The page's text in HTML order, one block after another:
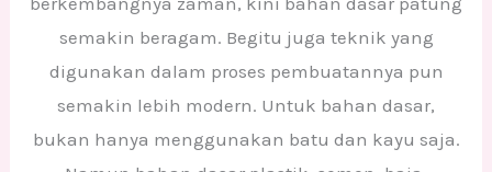
semakin beragam. Begitu juga teknik yang
digunakan dalam proses pembuatannya pun
semakin lebih modern. Untuk bahan dasar,
bukan hanya menggunakan batu dan kayu saja.